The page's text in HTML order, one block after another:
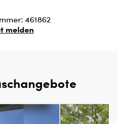
461862
melden